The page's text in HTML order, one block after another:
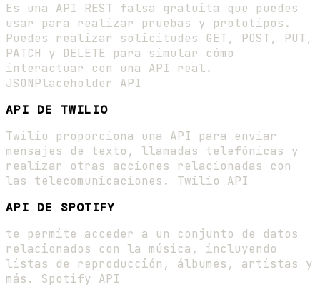
Es una API REST falsa gratuita que puedes
usar para realizar pruebas y prototipos.
Puedes realizar solicitudes GET, POST, PUT,
PATCH y DELETE para simular cómo
interactuar con una API real.
JSONPlaceholder API
API DE TWILIO
Twilio proporciona una API para enviar
mensajes de texto, llamadas telefónicas y
realizar otras acciones relacionadas con
las telecomunicaciones. Twilio API
API DE SPOTIFY
te permite acceder a un conjunto de datos
relacionados con la música, incluyendo
listas de reproducción, álbumes, artistas y
más. Spotify API